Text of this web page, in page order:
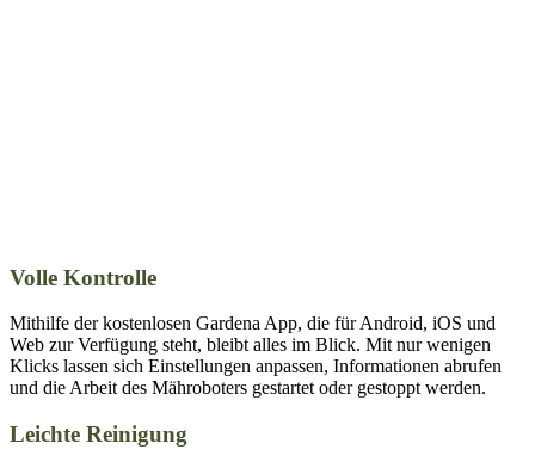
Volle Kontrolle
Mithilfe der kostenlosen Gardena App, die für Android, iOS und
Web zur Verfügung steht, bleibt alles im Blick. Mit nur wenigen
Klicks lassen sich Einstellungen anpassen, Informationen abrufen
und die Arbeit des Mähroboters gestartet oder gestoppt werden.
Leichte Reinigung